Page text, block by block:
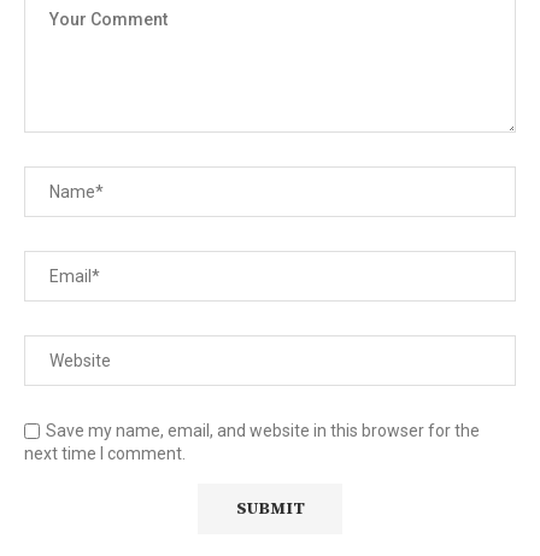
Save my name, email, and website in this browser for the
next time I comment.